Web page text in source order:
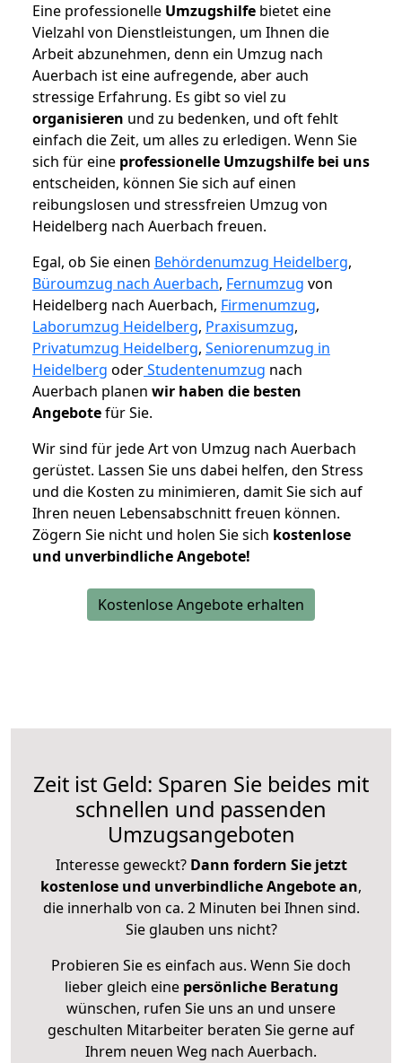
Eine professionelle Umzugshilfe bietet eine
Vielzahl von Dienstleistungen, um Ihnen die
Arbeit abzunehmen, denn ein Umzug nach
Auerbach ist eine aufregende, aber auch
stressige Erfahrung. Es gibt so viel zu
organisieren und zu bedenken, und oft fehlt
einfach die Zeit, um alles zu erledigen. Wenn Sie
sich für eine professionelle Umzugshilfe bei uns
entscheiden, können Sie sich auf einen
reibungslosen und stressfreien Umzug von
Heidelberg nach Auerbach freuen.
Egal, ob Sie einen Behördenumzug Heidelberg,
Büroumzug nach Auerbach, Fernumzug von
Heidelberg nach Auerbach, Firmenumzug,
Laborumzug Heidelberg, Praxisumzug,
Privatumzug Heidelberg, Seniorenumzug in
Heidelberg oderStudentenumzug nach
Auerbach planen wir haben die besten
Angebotefür Sie.
Wir sind für jede Art von Umzug nach Auerbach
gerüstet. Lassen Sie uns dabei helfen, den Stress
und die Kosten zu minimieren, damit Sie sich auf
Ihren neuen Lebensabschnitt freuen können.
Zögern Sie nicht und holen Sie sich kostenlose
und unverbindliche Angebote!
Kostenlose Angebote erhalten
Zeit ist Geld: Sparen Sie beides mit
schnellen und passenden
Umzugsangeboten
Interesse geweckt? Dann fordern Sie jetzt
kostenlose und unverbindliche Angebote an,
die innerhalb von ca. 2 Minuten bei Ihnen sind.
Sie glauben uns nicht?
Probieren Sie es einfach aus. Wenn Sie doch
lieber gleich eine persönliche Beratung
wünschen, rufen Sie uns an und unsere
geschulten Mitarbeiter beraten Sie gerne auf
Ihrem neuen Weg nach Auerbach.